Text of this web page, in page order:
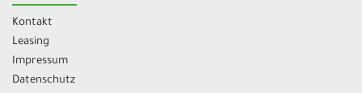
Kontakt
Leasing
Impressum
Datenschutz